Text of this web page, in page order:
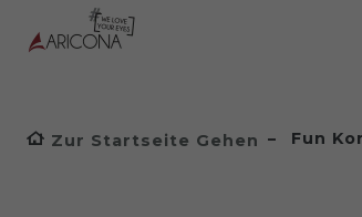
Zur Startseite Gehen Fun